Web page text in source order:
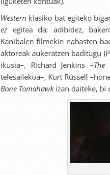
Western klasiko bat egiteko
ez egitea da; adibidez,
Kanibalen filmekin nahasten
aktoreak aukeratzen baditugu
ikusia–, Richard Jenkins –The
telesailekoa–, Kurt Russell
Bone Tomahawkizan daiteke, bi